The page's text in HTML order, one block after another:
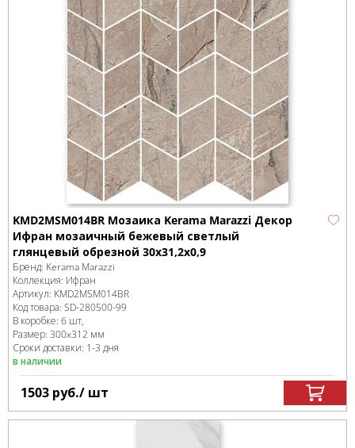
KMD2MSM014BR Мозаика Kerama Marazzi Декор
Ифран мозаичный бежевый светлый
глянцевый обрезной 30x31,2x0,9
Бренд: Kerama Marazzi
Коллекция: Ифран
Артикул: KMD2MSM014BR
Код товара: SD-280500-99
В коробке: 6 шт,
Размер: 300x312 мм
Сроки доставки: 1-3 дня
в наличии
1503 руб./ шт